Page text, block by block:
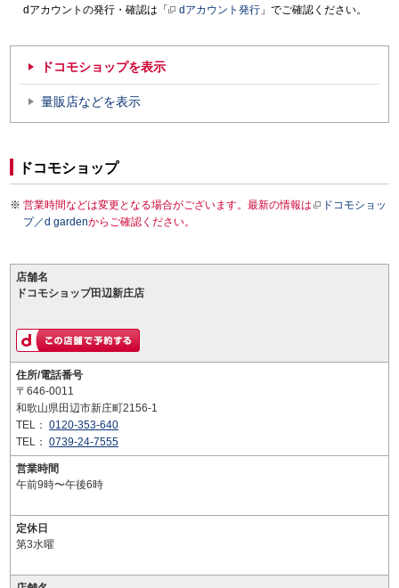
dアカウントの発行・確認は「
dアカウント発行 」でご確認ください。
ドコモショップを表示
量販店などを表示
ドコモショップ
営業時間などは変更となる場合がございます。最新の情報は
ドコモショッ
プ／d gardenからご確認ください。
店舗名
ドコモショップ田辺新庄店
住所/電話番号
〒646-0011
和歌山県田辺市新庄町2156-1
TEL： 0120-353-640
TEL： 0739-24-7555
営業時間
午前9時〜午後6時
定休日
第3水曜